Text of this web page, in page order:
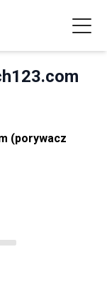
(porywacz